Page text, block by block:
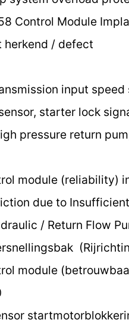
Control Module
herkend / defect
input
starter lock
pressure return
module (reliability)
due to
/ Return Flow
module